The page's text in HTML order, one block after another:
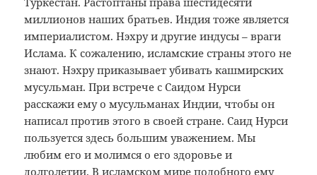
миллионов наших братьев. Индия тоже является
империалистом. Нэхру и другие индусы – враги
Ислама. К сожалению, исламские страны этого не
знают. Нэхру приказывает убивать кашмирских
мусульман. При встрече с Саидом Нурси
расскажи ему о мусульманах Индии, чтобы он
написал против этого в своей стране. Саид Нурси
пользуется здесь большим уважением. Мы
любим его и молимся о его здоровье и
долголетии. В исламском мире подобного ему